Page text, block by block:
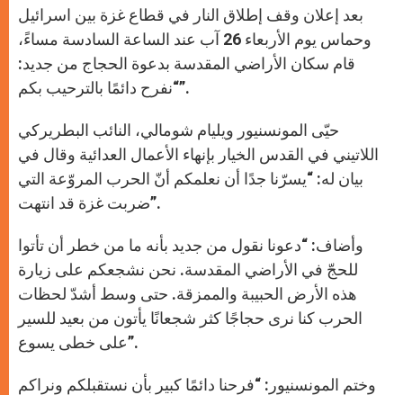
p e
r
o
k
r
بعد إعلان وقف إطلاق النار في قطاع غزة بين اسرائيل
وحماس يوم الأربعاء 26 آب عند الساعة السادسة مساءً،
قام سكان الأراضي المقدسة بدعوة الحجاج من جديد:
“نفرح دائمًا بالترحيب بكم”.
حيّى المونسنيور ويليام شومالي، النائب البطريركي
اللاتيني في القدس الخيار بإنهاء الأعمال العدائية وقال في
بيان له: “يسرّنا جدًا أن نعلمكم أنّ الحرب المروّعة التي
ضربت غزة قد انتهت”.
وأضاف: “دعونا نقول من جديد بأنه ما من خطر أن تأتوا
للحجّ في الأراضي المقدسة. نحن نشجعكم على زيارة
هذه الأرض الحبيبة والممزقة. حتى وسط أشدّ لحظات
الحرب كنا نرى حجاجًا كثر شجعانًا يأتون من بعيد للسير
على خطى يسوع”.
وختم المونسنيور: “فرحنا دائمًا كبير بأن نستقبلكم ونراكم